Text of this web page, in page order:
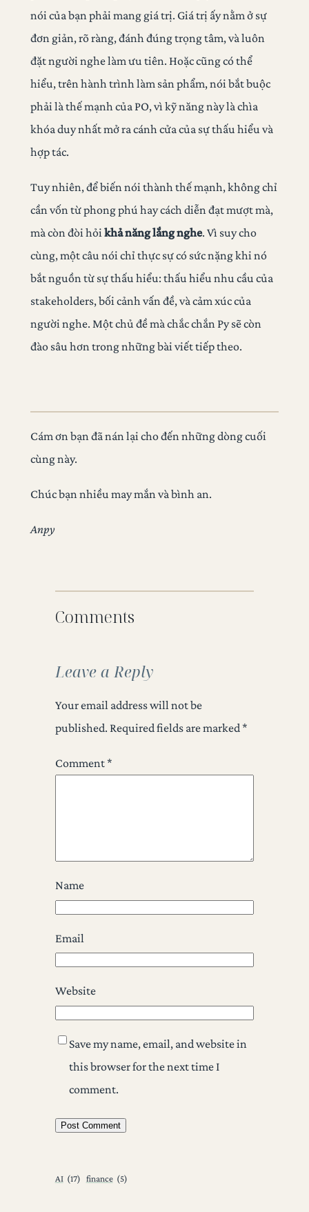
nói của bạn phải mang giá trị. Giá trị ấy nằm ở sự
đơn giản, rõ ràng, đánh đúng trọng tâm, và luôn
đặt người nghe làm ưu tiên. Hoặc cũng có thể
hiểu, trên hành trình làm sản phẩm, nói bắt buộc
phải là thế mạnh của PO, vì kỹ năng này là chìa
khóa duy nhất mở ra cánh cửa của sự thấu hiểu và
hợp tác.
Tuy nhiên, để biến nói thành thế mạnh, không chỉ
cần vốn từ phong phú hay cách diễn đạt mượt mà,
mà còn đòi hỏi khả năng lắng nghe. Vì suy cho
cùng, một câu nói chỉ thực sự có sức nặng khi nó
bắt nguồn từ sự thấu hiểu: thấu hiểu nhu cầu của
stakeholders, bối cảnh vấn đề, và cảm xúc của
người nghe. Một chủ đề mà chắc chắn Py sẽ còn
đào sâu hơn trong những bài viết tiếp theo.
Cám ơn bạn đã nán lại cho đến những dòng cuối
cùng này.
Chúc bạn nhiều may mắn và bình an.
Anpy
Comments
Leave a Reply
Your email address will not be
published. Required fields are marked *
Comment *
Name
Email
Website
Save my name, email, and website in
this browser for the next time I
comment.
AI (17) finance (5)